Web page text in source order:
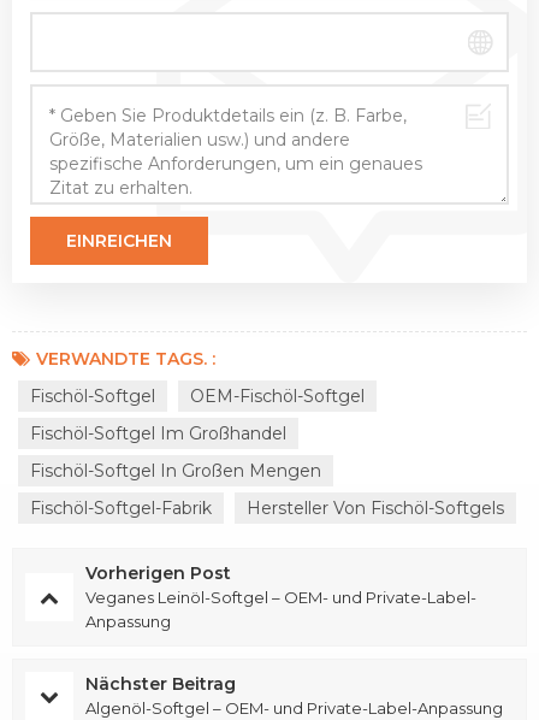
VERWANDTE TAGS. :
Fischöl-Softgel
OEM-Fischöl-Softgel
Fischöl-Softgel Im Großhandel
Fischöl-Softgel In Großen Mengen
Fischöl-Softgel-Fabrik
Hersteller Von Fischöl-Softgels
Vorherigen Post
Veganes Leinöl-Softgel – OEM- und Private-Label-
Anpassung
Nächster Beitrag
Algenöl-Softgel – OEM- und Private-Label-Anpassung